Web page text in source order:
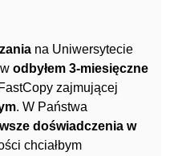
na Uniwersytecie
odbyłem 3-miesięczne
zajmującej
. W Państwa
doświadczenia w
chciałbym